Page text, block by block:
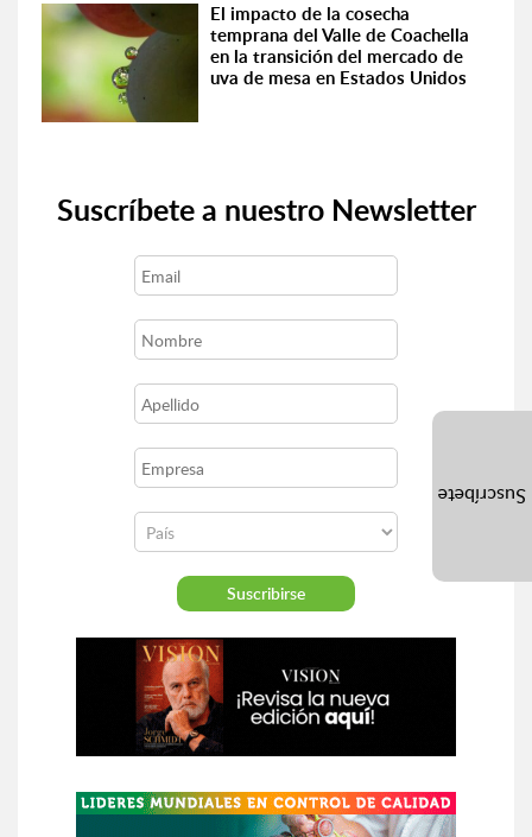
El impacto de la cosecha
temprana del Valle de Coachella
en la transición del mercado de
uva de mesa en Estados Unidos
Suscríbete a nuestro Newsletter
Suscríbete